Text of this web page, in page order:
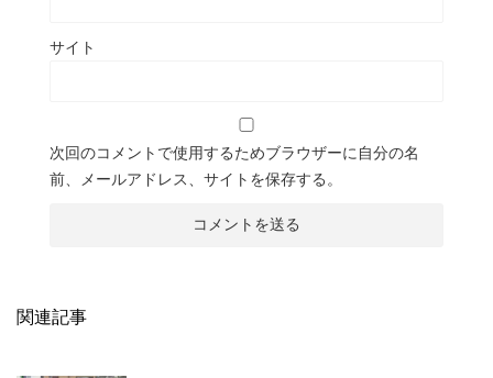
サイト
次回のコメントで使用するためブラウザーに自分の名
前、メールアドレス、サイトを保存する。
関連記事